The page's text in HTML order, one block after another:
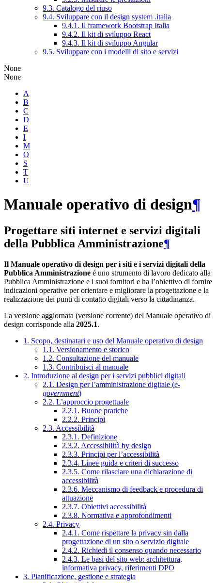
9.3. Catalogo del riuso
9.4. Sviluppare con il design system .italia
9.4.1. Il framework Bootstrap Italia
9.4.2. Il kit di sviluppo React
9.4.3. Il kit di sviluppo Angular
9.5. Sviluppare con i modelli di sito e servizi
None
None
A
B
C
D
E
I
M
O
S
T
U
Manuale operativo di design¶
Progettare siti internet e servizi digitali
della Pubblica Amministrazione¶
Il Manuale operativo di design per i siti e i servizi digitali della
Pubblica Amministrazione è uno strumento di lavoro dedicato alla
Pubblica Amministrazione e i suoi fornitori e ha l’obiettivo di fornire
indicazioni operative per orientare e migliorare la progettazione e la
realizzazione dei punti di contatto digitali verso la cittadinanza.
La versione aggiornata (versione corrente) del Manuale operativo di
design corrisponde alla 2025.1.
1. Scopo, destinatari e uso del Manuale operativo di design
1.1. Versionamento e storico
1.2. Consultazione del manuale
1.3. Contribuisci al manuale
2. Introduzione al design per i servizi pubblici digitali
2.1. Design per l’amministrazione digitale (e-
government)
2.2. L’approccio progettuale
2.2.1. Buone pratiche
2.2.2. Principi
2.3. Accessibilità
2.3.1. Definizione
2.3.2. Accessibilità by design
2.3.3. Principi per l’accessibilità
2.3.4. Linee guida e criteri di successo
2.3.5. Come rilasciare una dichiarazione di
accessibilità
2.3.6. Meccanismo di feedback e procedura di
attuazione
2.3.7. Obiettivi accessibilità
2.3.8. Normativa e approfondimenti
2.4. Privacy
2.4.1. Come rispettare la privacy sin dalla
progettazione di un sito o servizio digitale
2.4.2. Richiedi il consenso quando necessario
2.4.3. Le basi del sito web: architettura,
informativa privacy, riferimenti DPO
3. Pianificazione, gestione e strategia